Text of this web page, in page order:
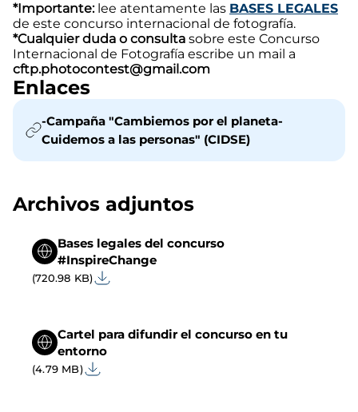
*Importante:lee atentamente las BASES LEGALES
de este concurso internacional de fotografía.
*Cualquier duda o consulta sobre este Concurso
Internacional de Fotografía escribe un mail a
cftp.photocontest@gmail.com
Enlaces
-Campaña "Cambiemos por el planeta-
Cuidemos a las personas" (CIDSE)
Archivos adjuntos
Bases legales del concurso
#InspireChange
(720.98 KB)
Cartel para difundir el concurso en tu
entorno
(4.79 MB)